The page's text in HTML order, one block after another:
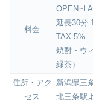
料金
延長30分
TAX 5%
焼酎・ウ
緑茶）
住所・アク
セス
新潟県三
北三条駅